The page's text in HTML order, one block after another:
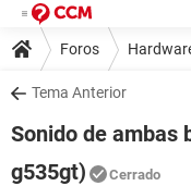
Foros
Tema Anterior
Sonido de ambas
g535gt)
Cerrado